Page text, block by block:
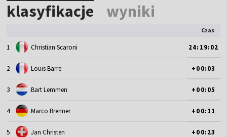
klasyfikacje wyniki
Czas
1 Christian Scaroni 24:19:02
2 Louis Barre +00:03
3 Bart Lemmen +00:05
4 Marco Brenner +00:11
5 Jan Christen +00:23